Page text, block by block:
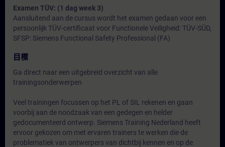
Examen TÜV: (1 dag week 3)
Aansluitend aan de cursus wordt het examen gedaan voor een
persoonlijk TÜV-certificaat voor Functionele Veiligheid: TÜV-SÜD,
SFSP: Siemens Functional Safety Professional (FA)
目標
Ga direct naar een uitgebreid overzicht van alle
trainingsonderwerpen
Veel trainingen focussen op het PL of SIL rekenen en gaan
voorbij aan de noodzaak van een gedegen en helder
gedocumenteerd ontwerp. Siemens Training Nederland heeft
ervoor gekozen om met ervaren trainers te werken die de
problematiek van ontwerpers van dichtbij kennen en op de